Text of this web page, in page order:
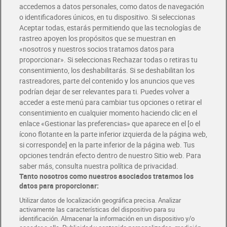
Envío gratis por compras superiores a 100€
Envío estandar por 4,99€
Glovo y Uber Eats
Solicita tu factura de Glovo o Uber Eats
Únete al CLUB Dia
Disfruta las ventajas y ofertas exclusivas.
Descárgate la APP Dia
Folletos y Tiendas
Descubre las mejores ofertas y busca tu tienda más cercana
Tarjeta MaX Dia
Te devuelve hasta 8€/mes de tus compras.
¡Solicita tu tarjeta de crédito aquí!
COMER MEJOR CADA DIA
accedemos a datos personales, como datos de navegación
o identificadores únicos, en tu dispositivo. Si seleccionas
Aceptar todas, estarás permitiendo que las tecnologías de
rastreo apoyen los propósitos que se muestran en
«nosotros y nuestros socios tratamos datos para
proporcionar». Si seleccionas Rechazar todas o retiras tu
consentimiento, los deshabilitarás. Si se deshabilitan los
rastreadores, parte del contenido y los anuncios que ves
podrían dejar de ser relevantes para ti. Puedes volver a
acceder a este menú para cambiar tus opciones o retirar el
consentimiento en cualquier momento haciendo clic en el
enlace «Gestionar las preferencias» que aparece en el [o el
ícono flotante en la parte inferior izquierda de la página web,
si corresponde] en la parte inferior de la página web. Tus
opciones tendrán efecto dentro de nuestro Sitio web. Para
saber más, consulta nuestra política de privacidad.
Tanto nosotros como nuestros asociados tratamos los
datos para proporcionar:
Utilizar datos de localización geográfica precisa. Analizar
activamente las características del dispositivo para su
identificación. Almacenar la información en un dispositivo y/o